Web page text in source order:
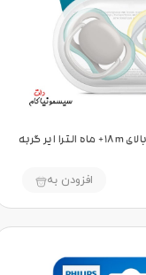
پستانک شب تاب اونت بالای 18m+ ماه الترا ایر گربه
افزودن به